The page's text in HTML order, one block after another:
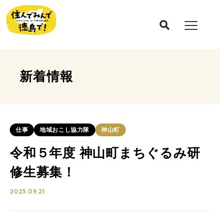
新着情報
仕事 地域おこし協力隊 神山町
令和５年度 神山町まちぐるみ研
修生募集！
2023.09.21